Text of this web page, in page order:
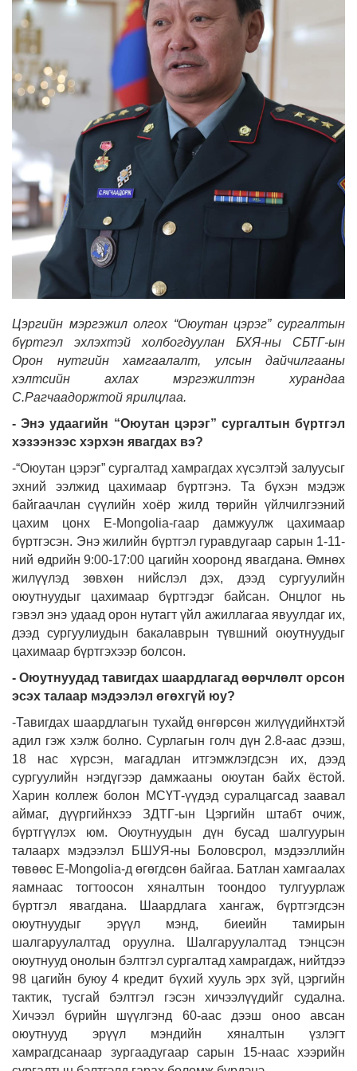
Цэргийн мэргэжил олгох “Оюутан цэрэг” сургалтын
бүртгэл эхлэхтэй холбогдуулан БХЯ-ны СБТГ-ын
Орон нутгийн хамгаалалт, улсын дайчилгааны
хэлтсийн ахлах мэргэжилтэн хурандаа
С.Рагчаадоржтой ярилцлаа.
- Энэ удаагийн “Оюутан цэрэг” сургалтын бүртгэл
хэзээнээс хэрхэн явагдах вэ?
-“Оюутан цэрэг” сургалтад хамрагдах хүсэлтэй залуусыг
эхний ээлжид цахимаар бүртгэнэ. Та бүхэн мэдэж
байгаачлан сүүлийн хоёр жилд төрийн үйлчилгээний
цахим цонх E-Mongolia-гаар дамжуулж цахимаар
бүртгэсэн. Энэ жилийн бүртгэл гуравдугаар сарын 1-11-
ний өдрийн 9:00-17:00 цагийн хооронд явагдана. Өмнөх
жилүүлэд зөвхөн нийслэл дэх, дээд сургуулийн
оюутнуудыг цахимаар бүртгэдэг байсан. Онцлог нь
гэвэл энэ удаад орон нутагт үйл ажиллагаа явуулдаг их,
дээд сургуулиудын бакалаврын түвшний оюутнуудыг
цахимаар бүртгэхээр болсон.
- Оюутнуудад тавигдах шаардлагад өөрчлөлт орсон
эсэх талаар мэдээлэл өгөхгүй юу?
-Тавигдах шаардлагын тухайд өнгөрсөн жилүүдийнхтэй
адил гэж хэлж болно. Сурлагын голч дүн 2.8-аас дээш,
18 нас хүрсэн, магадлан итгэмжлэгдсэн их, дээд
сургуулийн нэгдүгээр дамжааны оюутан байх ёстой.
Харин коллеж болон МСҮТ-үүдэд суралцагсад заавал
аймаг, дүүргийнхээ ЗДТГ-ын Цэргийн штабт очиж,
бүртгүүлэх юм. Оюутнуудын дүн бусад шалгуурын
талаарх мэдээлэл БШУЯ-ны Боловсрол, мэдээллийн
төвөөс E-Mongolia-д өгөгдсөн байгаа. Батлан хамгаалах
яамнаас тогтоосон хяналтын тоондоо тулгуурлаж
бүртгэл явагдана. Шаардлага хангаж, бүртгэгдсэн
оюутнуудыг эрүүл мэнд, биеийн тамирын
шалгаруулалтад оруулна. Шалгаруулалтад тэнцсэн
оюутнууд онолын бэлтгэл сургалтад хамрагдаж, нийтдээ
98 цагийн буюу 4 кредит бүхий хууль эрх зүй, цэргийн
тактик, тусгай бэлтгэл гэсэн хичээлүүдийг судална.
Хичээл бүрийн шүүлгэнд 60-аас дээш оноо авсан
оюутнууд эрүүл мэндийн хяналтын үзлэгт
хамрагдсанаар зургаадугаар сарын 15-наас хээрийн